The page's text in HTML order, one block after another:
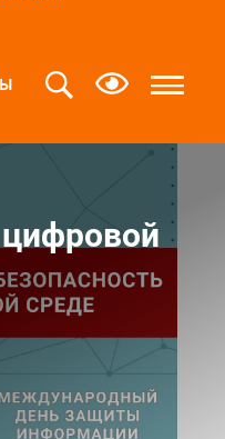
цифровой